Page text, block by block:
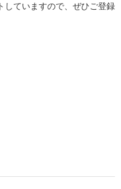
していますので、ぜひご登録